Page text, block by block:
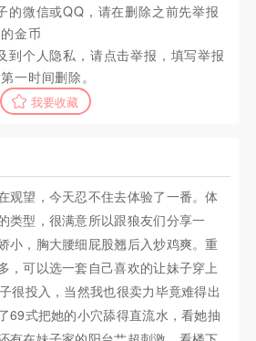
的微信或QQ，请在删除之前先举报
金币
到个人隐私，请点击举报，填写举报
一时间删除。
我要收藏
观望，今天忍不住去体验了一番。体
类型，很满意所以跟狼友们分享一
小，胸大腰细屁股翘后入炒鸡爽。重
，可以选一套自己喜欢的让妹子穿上
很投入，当然我也很卖力毕竟难得出
69式把她的小穴舔得直流水，看她抽